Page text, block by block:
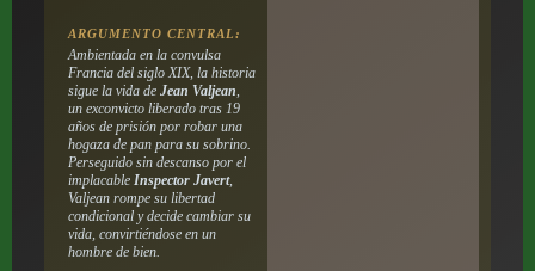
ARGUMENTO CENTRAL:
Ambientada en la convulsa
Francia del siglo XIX, la historia
sigue la vida de Jean Valjean,
un exconvicto liberado tras 19
años de prisión por robar una
hogaza de pan para su sobrino.
Perseguido sin descanso por el
implacable Inspector Javert,
Valjean rompe su libertad
condicional y decide cambiar su
vida, convirtiéndose en un
hombre de bien.